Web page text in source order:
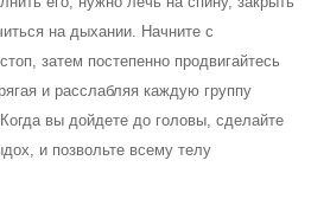
на дыхании. Начните с
затем постепенно продвигайтесь
и расслабляя каждую группу
вы дойдете до головы, сделайте
и позвольте всему телу